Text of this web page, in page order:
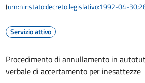
(urn:nir:stato:decreto.legislativo:1992-04-
Servizio attivo
Procedimento di annullamento in
verbale di accertamento per inesattezze